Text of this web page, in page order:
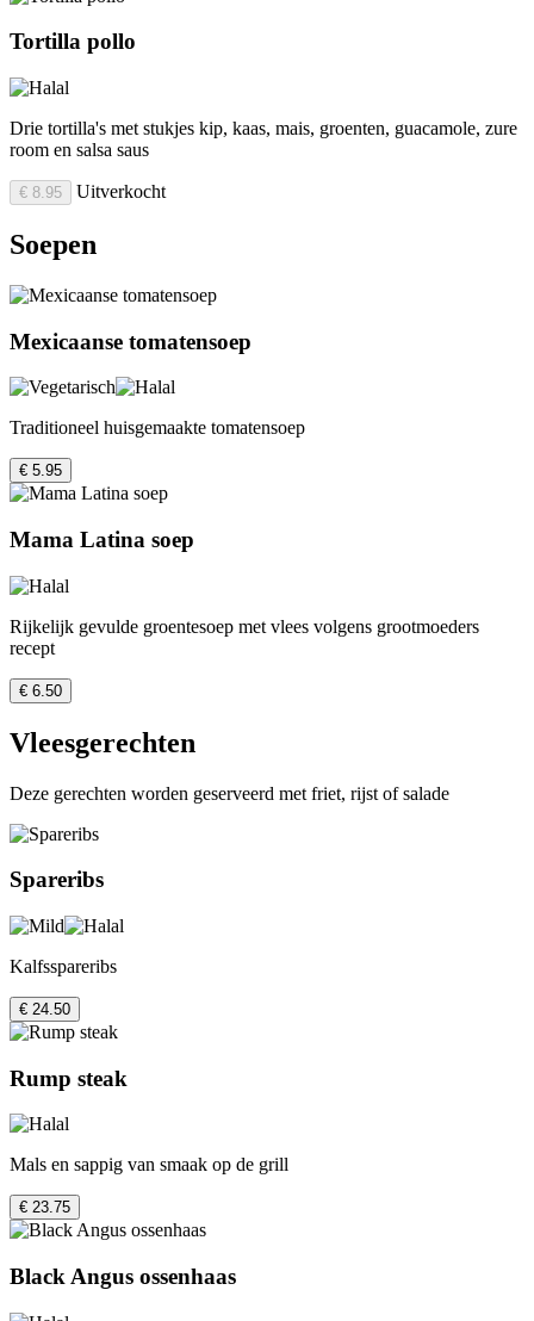
Tortilla pollo
Drie tortilla's met stukjes kip, kaas, mais, groenten, guacamole, zure
room en salsa saus
€ 8.95 Uitverkocht
Soepen
Mexicaanse tomatensoep
Traditioneel huisgemaakte tomatensoep
€ 5.95
Mama Latina soep
Rijkelijk gevulde groentesoep met vlees volgens grootmoeders
recept
€ 6.50
Vleesgerechten
Deze gerechten worden geserveerd met friet, rijst of salade
Spareribs
Kalfsspareribs
€ 24.50
Rump steak
Mals en sappig van smaak op de grill
€ 23.75
Black Angus ossenhaas